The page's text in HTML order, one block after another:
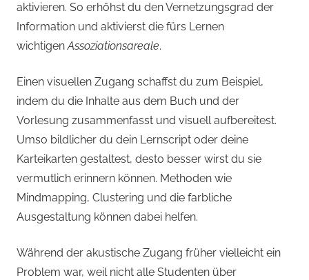
aktivieren. So erhöhst du den Vernetzungsgrad der
Information und aktivierst die fürs Lernen
wichtigenAssoziationsareale.
Einen visuellen Zugang schaffst du zum Beispiel,
indem du die Inhalte aus dem Buch und der
Vorlesung zusammenfasst und visuell aufbereitest.
Umso bildlicher du dein Lernscript oder deine
Karteikarten gestaltest, desto besser wirst du sie
vermutlich erinnern können. Methoden wie
Mindmapping, Clustering und die farbliche
Ausgestaltung können dabei helfen.
Während der akustische Zugang früher vielleicht ein
Problem war, weil nicht alle Studenten über